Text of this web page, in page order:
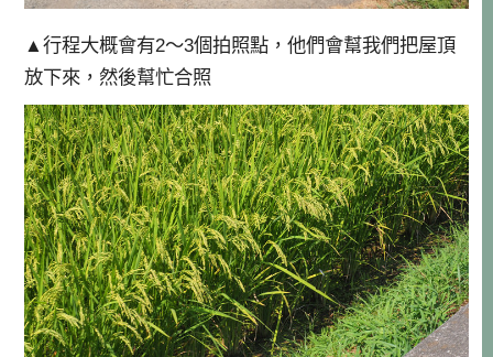
▲行程大概會有2～3個拍照點，他們會幫我們把屋頂
放下來，然後幫忙合照